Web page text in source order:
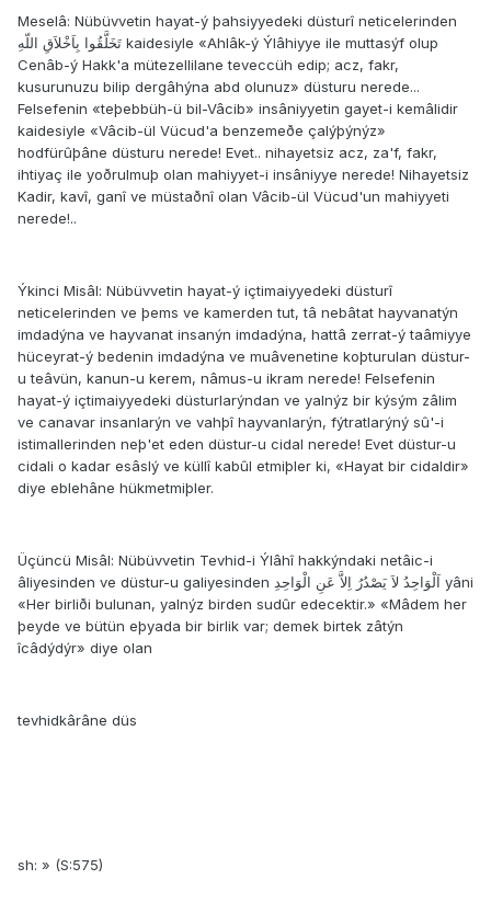
Meselâ: Nübüvvetin hayat-ý þahsiyyedeki düsturî neticelerinden
تَخَلَّقُوا بِاَخْلاَقِ اللّهِ kaidesiyle «Ahlâk-ý Ýlâhiyye ile muttasýf olup
Cenâb-ý Hakk'a mütezellilane teveccüh edip; acz, fakr,
kusurunuzu bilip dergâhýna abd olunuz» düsturu nerede...
Felsefenin «teþebbüh-ü bil-Vâcib» insâniyyetin gayet-i kemâlidir
kaidesiyle «Vâcib-ül Vücud'a benzemeðe çalýþýnýz»
hodfürûþâne düsturu nerede! Evet.. nihayetsiz acz, za'f, fakr,
ihtiyaç ile yoðrulmuþ olan mahiyyet-i insâniyye nerede! Nihayetsiz
Kadir, kavî, ganî ve müstaðnî olan Vâcib-ül Vücud'un mahiyyeti
nerede!..
Ýkinci Misâl: Nübüvvetin hayat-ý içtimaiyyedeki düsturî
neticelerinden ve þems ve kamerden tut, tâ nebâtat hayvanatýn
imdadýna ve hayvanat insanýn imdadýna, hattâ zerrat-ý taâmiyye
hüceyrat-ý bedenin imdadýna ve muâvenetine koþturulan düstur-
u teâvün, kanun-u kerem, nâmus-u ikram nerede! Felsefenin
hayat-ý içtimaiyyedeki düsturlarýndan ve yalnýz bir kýsým zâlim
ve canavar insanlarýn ve vahþî hayvanlarýn, fýtratlarýný sû'-i
istimallerinden neþ'et eden düstur-u cidal nerede! Evet düstur-u
cidali o kadar esâslý ve küllî kabûl etmiþler ki, «Hayat bir cidaldir»
diye eblehâne hükmetmiþler.
Üçüncü Misâl: Nübüvvetin Tevhid-i Ýlâhî hakkýndaki netâic-i
âliyesinden ve düstur-u galiyesinden اَلْوَاحِدُ لاَ يَصْدُرُ اِلاَّ عَنِ الْوَاحِدِ yâni
«Her birliði bulunan, yalnýz birden sudûr edecektir.» «Mâdem her
þeyde ve bütün eþyada bir birlik var; demek birtek zâtýn
îcâdýdýr» diye olan
tevhidkârâne düs
sh: » (S:575)